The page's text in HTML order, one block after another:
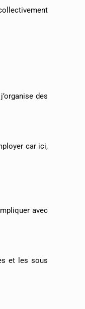
des
car ici,
avec
et les sous